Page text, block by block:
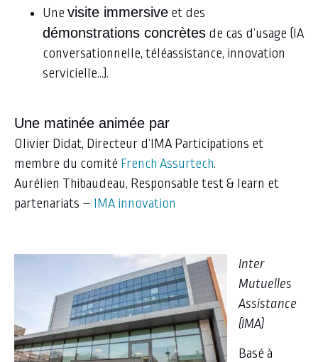
Une visite immersive et des
démonstrations concrètes de cas d’usage (IA
conversationnelle, téléassistance, innovation
servicielle…).
Une matinée animée par
Olivier Didat, Directeur d’IMA Participations et
membre du comité French Assurtech.
Aurélien Thibaudeau, Responsable test & learn et
partenariats –
IMA innovation
Inter
Mutuelles
Assistance
(IMA)
Basé à